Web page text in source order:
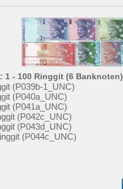
1 - 100 Ringgit (6 Banknoten)
(P039b-1_UNC)
(P040a_UNC)
(P041a_UNC)
(P042c_UNC)
(P043d_UNC)
(P044c_UNC)